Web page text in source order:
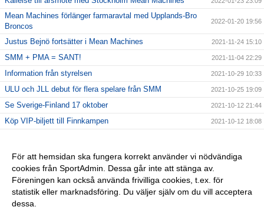
Mean Machines förlänger farmaravtal med Upplands-Bro
Broncos
2022-01-20 19:56
Justus Bejnö fortsätter i Mean Machines 2021-11-24 15:10
SMM + PMA = SANT! 2021-11-04 22:29
Information från styrelsen 2021-10-29 10:33
ULU och JLL debut för flera spelare från SMM 2021-10-25 19:09
Se Sverige-Finland 17 oktober 2021-10-12 21:44
Köp VIP-biljett till Finnkampen 2021-10-12 18:08
Slutspelsdags i flaggfotbollen 2021-09-23 10:44
Tio Mean Machines-spelare i Finnkamp på hemmaplan 2021-09-21 03:03
Kallelse till årsmöte 2020 2020-03-03 08:57
För att hemsidan ska fungera korrekt använder vi nödvändiga
cookies från SportAdmin. Dessa går inte att stänga av.
Föreningen kan också använda frivilliga cookies, t.ex. för
statistik eller marknadsföring. Du väljer själv om du vill acceptera
dessa.